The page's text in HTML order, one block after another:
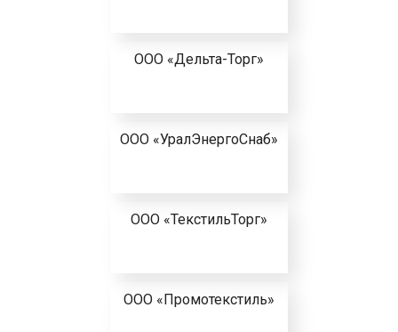
ООО «Дельта-Торг»
ООО «УралЭнергоСнаб»
ООО «ТекстильТорг»
ООО «Промотекстиль»